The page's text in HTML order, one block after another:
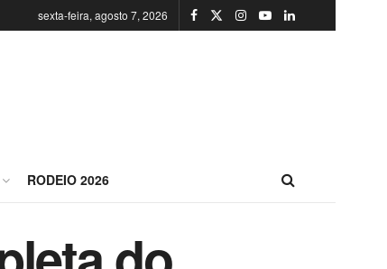
sexta-feira, agosto 7, 2026
RODEIO 2026